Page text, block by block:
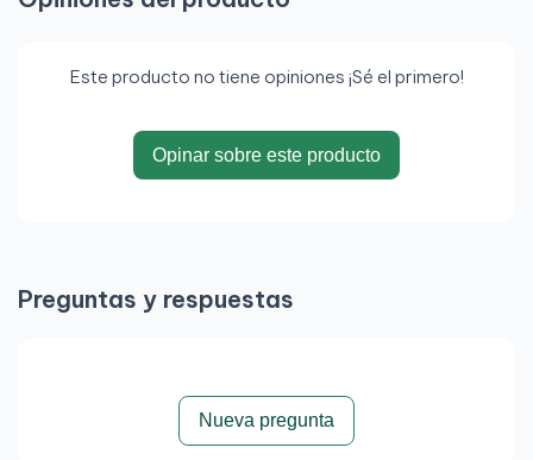
Este producto no tiene opiniones ¡Sé el primero!
Opinar sobre este producto
Preguntas y respuestas
Nueva pregunta